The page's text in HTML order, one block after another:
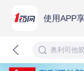
使用APP
奥利司他